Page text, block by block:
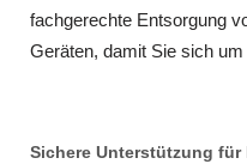
fachgerechte Entsorgung
Geräten, damit Sie sich
Sichere Unterstützung für